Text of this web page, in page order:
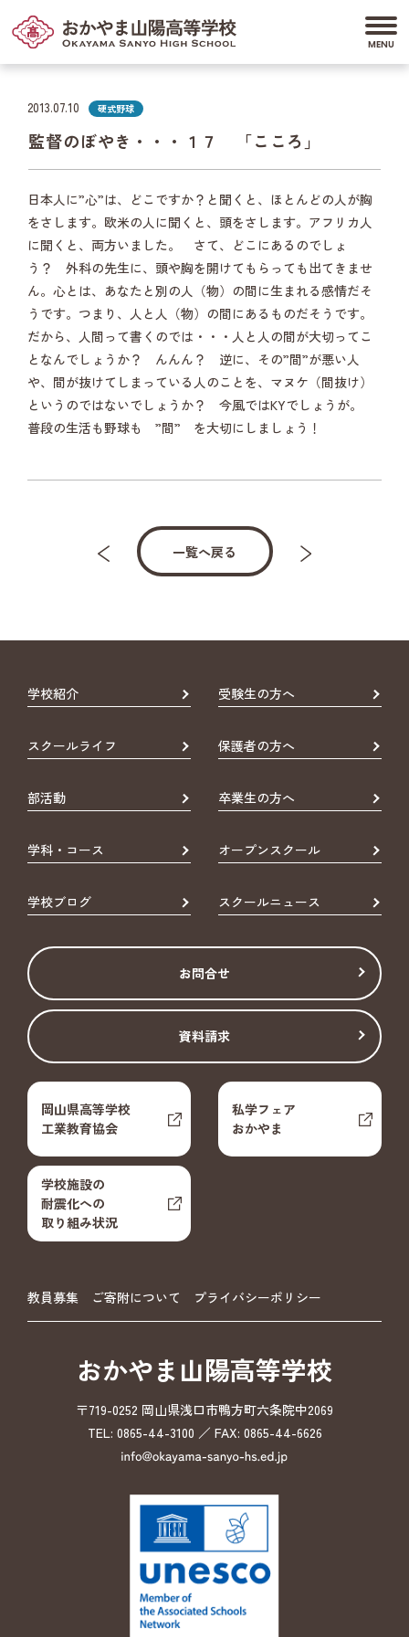
2013.07.10 硬式野球
監督のぼやき・・・１７ 「こころ」
日本人に”心”は、どこですか？と聞くと、ほとんどの人が胸
をさします。欧米の人に聞くと、頭をさします。アフリカ人
に聞くと、両方いました。 さて、どこにあるのでしょ
う？ 外科の先生に、頭や胸を開けてもらっても出てきませ
ん。心とは、あなたと別の人（物）の間に生まれる感情だそ
うです。つまり、人と人（物）の間にあるものだそうです。
だから、人間って書くのでは・・・人と人の間が大切ってこ
となんでしょうか？ んんん？ 逆に、その”間”が悪い人
や、間が抜けてしまっている人のことを、マヌケ（間抜け）
というのではないでしょうか？ 今風ではKYでしょうが。
普段の生活も野球も ”間” を大切にしましょう！
一覧へ戻る
学校紹介 受験生の方へ
スクールライフ 保護者の方へ
部活動 卒業生の方へ
学科・コース オープンスクール
学校ブログ スクールニュース
お問合せ
資料請求
岡山県高等学校
工業教育協会
私学フェア
おかやま
学校施設の
耐震化への
取り組み状況
教員募集 ご寄附について プライバシーポリシー
おかやま山陽高等学校
〒719-0252 岡山県浅口市鴨方町六条院中2069
TEL: 0865-44-3100 ／ FAX: 0865-44-6626